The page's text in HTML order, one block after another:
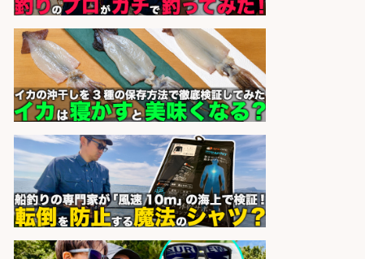
会社名 株式会社REnista
sponsored by 求人ボックス
和食, 居酒屋/キッチンスタッフ/天草
の魚と馬刺しの店 キッチンスタッフ
正社員募集
会社名
天草の魚と馬刺しの店 魚粋 天草
の魚と馬刺しの店 魚粋
sponsored by 求人ボックス
営業事務/「大津市」「時給1,300
円」小野駅徒歩6分/釣り具メーカー